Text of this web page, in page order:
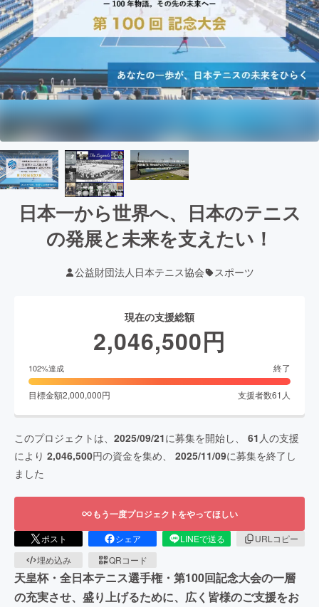
日本一から世界へ、日本のテニス
の発展と未来を支えたい！
公益財団法人日本テニス協会 スポーツ
現在の支援総額
2,046,500円
102%達成 終了
目標金額2,000,000円 支援者数61 人
このプロジェクトは、 2025/09/21に募集を開始し、 61 人の支援
により 2,046,500円の資金を集め、 2025/11/09に募集を終了し
ました
もう一度プロジェクトをやってほしい
ポスト シェア LINEで送る
URLコピー
埋め込み
QRコード
天皇杯・全日本テニス選手権・第100回記念大会の一層
の充実させ、盛り上げるために、広く皆様のご支援をお